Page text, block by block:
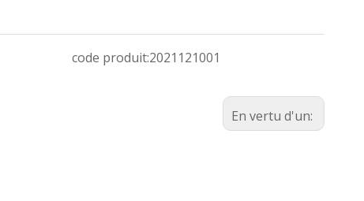
code produit:2021121001
En vertu d'un: